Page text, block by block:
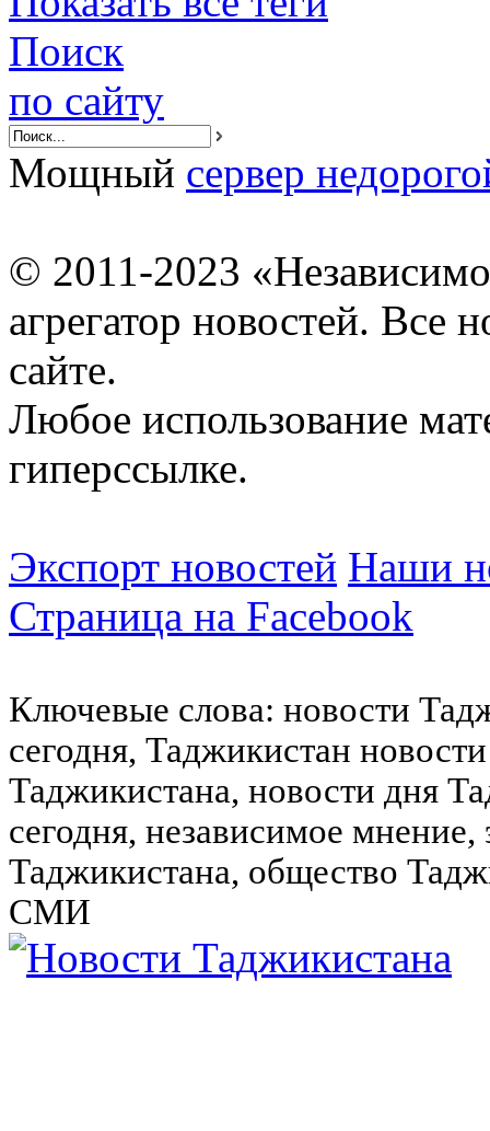
Поиск
по сайту
Мощный сервер
© 2011-2023
агрегатор новостей. Все
сайте.
Любое использование
гиперссылке.
Экспорт новостей Наши
Страница на Facebook
Ключевые слова: новости
сегодня, Таджикистан
Таджикистана, новости дня
сегодня, независимое
Таджикистана, общество
СМИ